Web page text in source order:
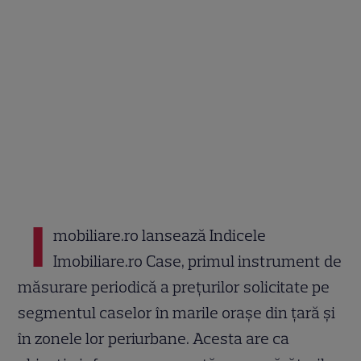
I mobiliare.ro lansează Indicele
Imobiliare.ro Case, primul instrument de
măsurare periodică a prețurilor solicitate pe
segmentul caselor în marile orașe din țară și
în zonele lor periurbane. Acesta are ca